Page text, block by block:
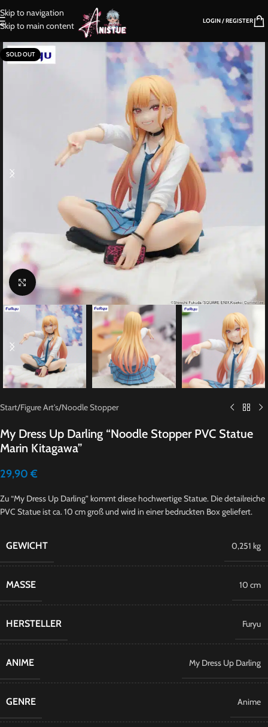
Skip to navigation
Skip to main content
LOGIN / REGISTER
SOLD OUT
Click to enlarge
Start/Figure Art's/Noodle Stopper
My Dress Up Darling “Noodle Stopper PVC Statue
Marin Kitagawa”
29,90 €
Zu “My Dress Up Darling” kommt diese hochwertige Statue. Die detailreiche
PVC Statue ist ca. 10 cm groß und wird in einer bedruckten Box geliefert.
GEWICHT 0,251 kg
MASSE 10 cm
HERSTELLER Furyu
ANIME My Dress Up Darling
GENRE Anime